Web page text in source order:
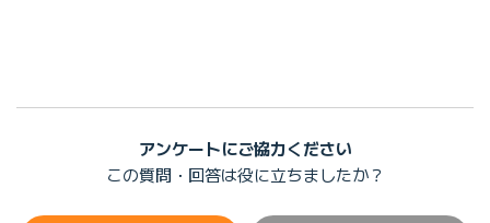
アンケートにご協力ください
この質問・回答は役に立ちましたか？